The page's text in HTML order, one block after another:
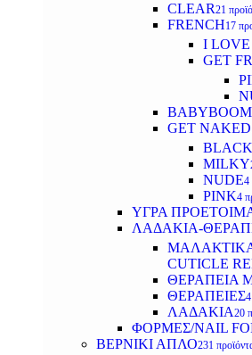
CLEAR21
FRENCH17
I LOVE
GET
GET NAKED
MILKY
NUDE4
PINK4
ΥΓΡΑ
ΛΑΔΑΚΙΑ-
CUTICLE
ΘΕΡΑΠΕΙΑ
ΘΕΡΑΠΕΙΕΣ
ΛΑΔΑΚΙΑ20
ΦΟΡΜΕΣ/NAIL
ΒΕΡΝΙΚΙ ΑΠΛΟ231